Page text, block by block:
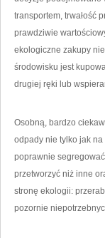
transportem, trwałość
prawdziwie
ekologiczne zakupy
środowisku jest
drugiej ręki lub
Osobną, bardzo
odpady nie tylko jak na
poprawnie
przetworzyć niż inne
stronę ekologii:
pozornie